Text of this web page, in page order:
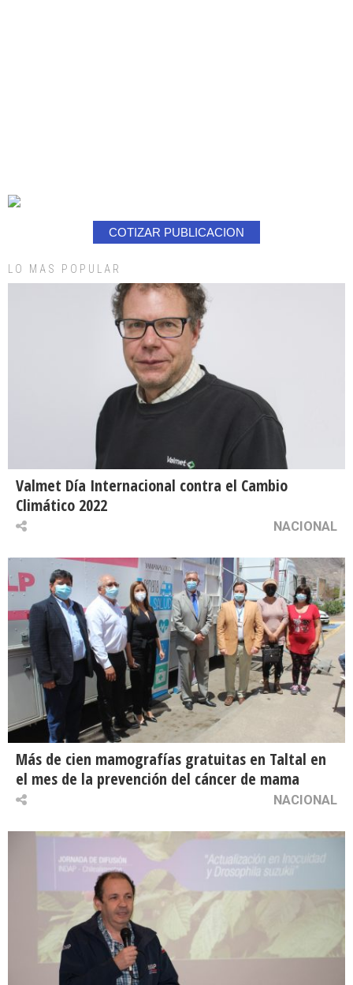
COTIZAR PUBLICACION
LO MAS POPULAR
Valmet Día Internacional contra el Cambio
Climático 2022
NACIONAL
Más de cien mamografías gratuitas en Taltal en
el mes de la prevención del cáncer de mama
NACIONAL